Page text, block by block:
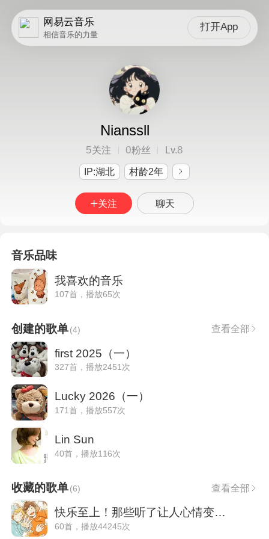
网易云音乐
相信音乐的力量
打开App
Nianssll
5关注 0粉丝 Lv.8
IP:湖北 村龄2年
关注 聊天
音乐品味
我喜欢的音乐
107首，播放65次
创建的歌单(4) 查看全部
first 2025（一）
327首，播放2451次
Lucky 2026（一）
171首，播放557次
Lin Sun
40首，播放116次
收藏的歌单(6) 查看全部
快乐至上！那些听了让人心情变好的歌~
60首，播放44245次